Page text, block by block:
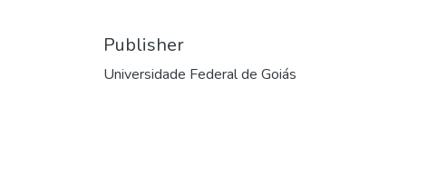
Publisher
Universidade Federal de Goiás